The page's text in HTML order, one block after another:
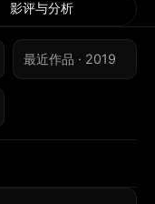
影评与分析
最近作品 · 2019